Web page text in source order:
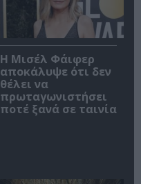
Η Μισέλ Φάιφερ
αποκάλυψε ότι δεν
θέλει να
πρωταγωνιστήσει
ποτέ ξανά σε ταινία